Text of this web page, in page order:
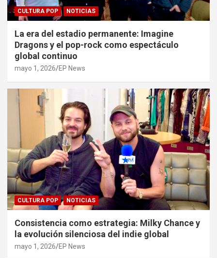
CULTURA POP NOTICIAS
La era del estadio permanente: Imagine
Dragons y el pop-rock como espectáculo
global continuo
mayo 1, 2026 EP News
CULTURA POP NOTICIAS
Consistencia como estrategia: Milky Chance y
la evolución silenciosa del indie global
mayo 1, 2026 EP News